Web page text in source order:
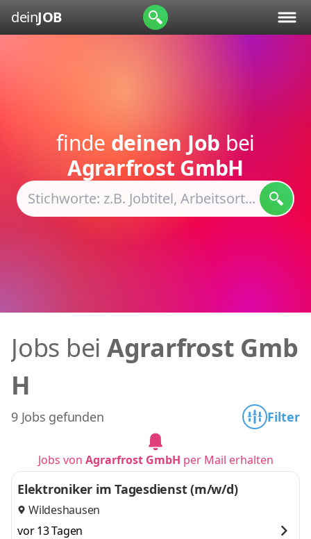
deinJOB
finde deinen Job bei
Agrarfrost GmbH
Jobs bei Agrarfrost Gmb
H
9 Jobs gefunden Filter
Jobs von Agrarfrost GmbH per Mail erhalten
Elektroniker im Tagesdienst (m/w/d)
Wildeshausen
vor 13 Tagen